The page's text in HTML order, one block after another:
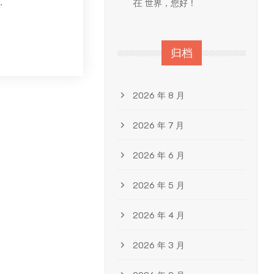
世界，您好！
归档
2026 年 8 月
2026 年 7 月
2026 年 6 月
2026 年 5 月
2026 年 4 月
2026 年 3 月